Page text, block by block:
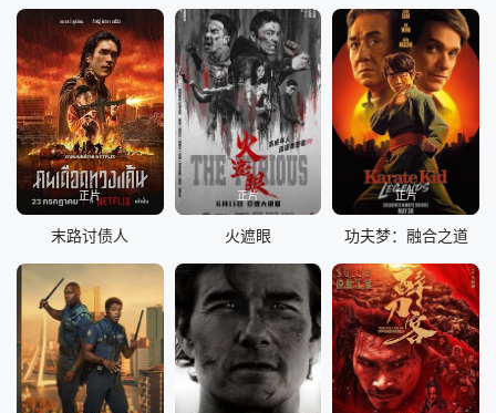
正片
末路讨债人
正片
火遮眼
正片
功夫梦：融合之道